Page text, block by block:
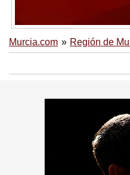
Murcia.com Región de